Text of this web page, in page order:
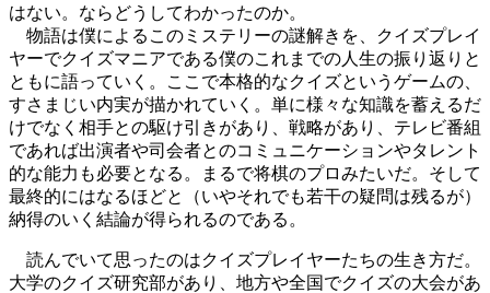
はない。ならどうしてわかったのか。
物語は僕によるこのミステリーの謎解きを、クイズプレイ
ヤーでクイズマニアである僕のこれまでの人生の振り返りと
ともに語っていく。ここで本格的なクイズというゲームの、
すさまじい内実が描かれていく。単に様々な知識を蓄えるだ
けでなく相手との駆け引きがあり、戦略があり、テレビ番組
であれば出演者や司会者とのコミュニケーションやタレント
的な能力も必要となる。まるで将棋のプロみたいだ。そして
最終的にはなるほどと（いやそれでも若干の疑問は残るが）
納得のいく結論が得られるのである。
読んでいて思ったのはクイズプレイヤーたちの生き方だ。
大学のクイズ研究部があり、地方や全国でクイズの大会があ